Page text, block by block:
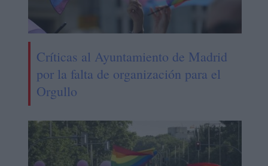
Críticas al Ayuntamiento de Madrid
por la falta de organización para el
Orgullo